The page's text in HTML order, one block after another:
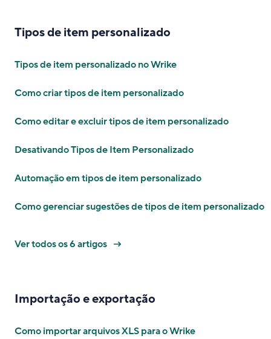
Tipos de item personalizado
Tipos de item personalizado no Wrike
Como criar tipos de item personalizado
Como editar e excluir tipos de item personalizado
Desativando Tipos de Item Personalizado
Automação em tipos de item personalizado
Como gerenciar sugestões de tipos de item personalizado
Ver todos os 6 artigos
Importação e exportação
Como importar arquivos XLS para o Wrike